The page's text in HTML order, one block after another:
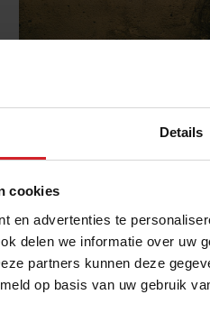
Details
cookies
en advertenties te
delen we informatie over uw
partners kunnen deze
op basis van uw gebruik